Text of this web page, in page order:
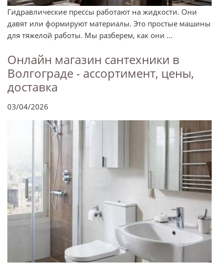
Гидравлические прессы работают на жидкости. Они
давят или формируют материалы. Это простые машины
для тяжелой работы. Мы разберем, как они ...
Онлайн магазин сантехники в
Волгограде - ассортимент, цены,
доставка
03/04/2026